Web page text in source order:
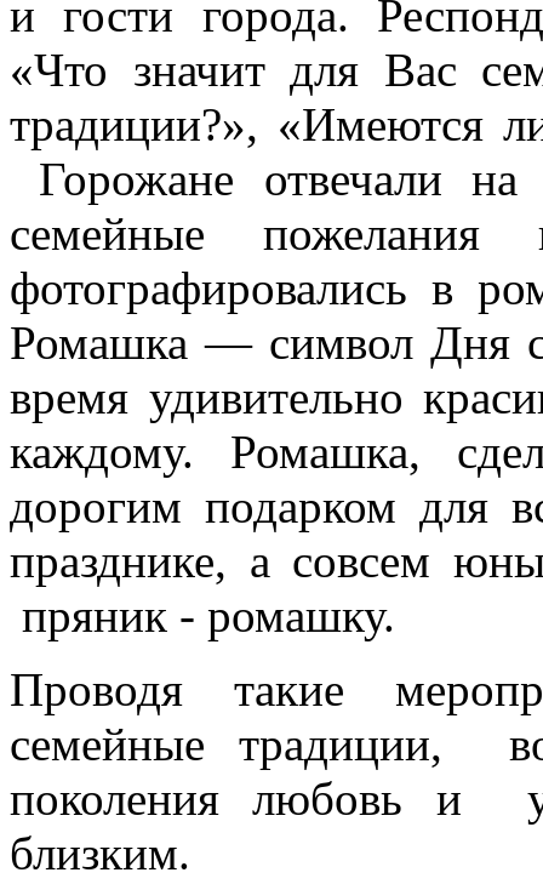
и гости города.
«Что значит для Вас
традиции?», «Имеются
Горожане отвечали
семейные
фотографировались в
Ромашка — символ Дня
время удивительно
каждому. Ромашка,
дорогим подарком для
празднике, а совсем
пряник - ромашку.
Проводя такие
семейные традиции,
поколения любовь и
близким.